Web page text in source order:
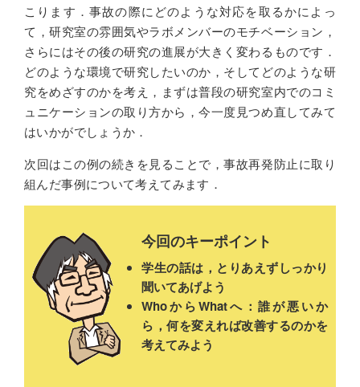
こります．事故の際にどのような対応を取るかによっ
て，研究室の雰囲気やラボメンバーのモチベーション，
さらにはその後の研究の進展が大きく変わるものです．
どのような環境で研究したいのか，そしてどのような研
究をめざすのかを考え，まずは普段の研究室内でのコミ
ュニケーションの取り方から，今一度見つめ直してみて
はいかがでしょうか．
次回はこの例の続きを見ることで，事故再発防止に取り
組んだ事例について考えてみます．
今回のキーポイント
学生の話は，とりあえずしっかり
聞いてあげよう
WhoからWhatへ：誰が悪いか
ら，何を変えれば改善するのかを
考えてみよう